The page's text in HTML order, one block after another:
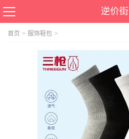
逆价街
首页 > 服饰鞋包 >